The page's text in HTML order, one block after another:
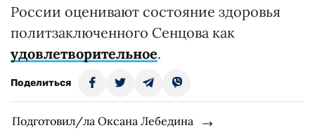
России оценивают состояние здоровья
политзаключенного Сенцова как
удовлетворительное.
Поделиться
Подготовил/ла Оксана Лебедина